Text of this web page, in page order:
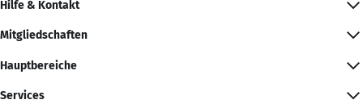
Hilfe & Kontakt
Mitgliedschaften
Hauptbereiche
Services